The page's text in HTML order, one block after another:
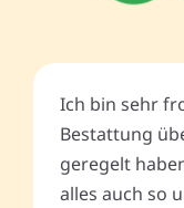
Ich bin sehr
Bestattung
geregelt
alles auch so